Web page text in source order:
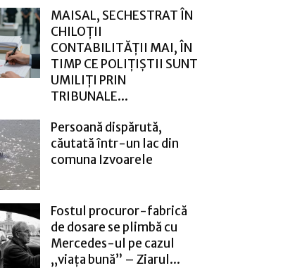
MAISAL, SECHESTRAT ÎN
CHILOȚII
CONTABILITĂȚII MAI, ÎN
TIMP CE POLIȚIȘTII SUNT
UMILIȚI PRIN
TRIBUNALE...
Persoană dispărută,
căutată într-un lac din
comuna Izvoarele
Fostul procuror-fabrică
de dosare se plimbă cu
Mercedes-ul pe cazul
„viața bună” – Ziarul...